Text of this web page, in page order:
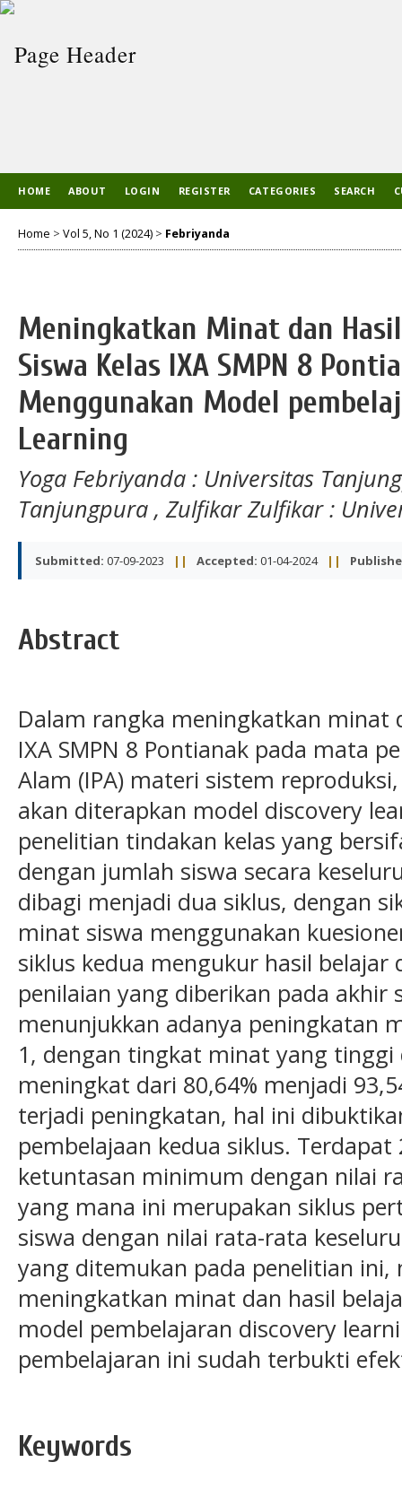
HOME ABOUT LOGIN REGISTER CATEGORIES SEARCH
Home > Vol 5, No 1 (2024) > Febriyanda
Meningkatkan Minat dan
Siswa Kelas IXA SMPN 8
Menggunakan Model
Learning
Yoga Febriyanda : Universitas
Tanjungpura , Zulfikar Zulfikar:
Submitted: 07-09-2023 || Accepted: 01-04-2024 ||
Abstract
Dalam rangka meningkatkan minat
IXA SMPN 8 Pontianak pada mata
Alam (IPA) materi sistem
akan diterapkan model discovery
penelitian tindakan kelas yang
dengan jumlah siswa secara
dibagi menjadi dua siklus, dengan
minat siswa menggunakan
siklus kedua mengukur hasil
penilaian yang diberikan pada akhir
menunjukkan adanya peningkatan
1, dengan tingkat minat yang tinggi
meningkat dari 80,64% menjadi
terjadi peningkatan, hal ini
pembelajaan kedua siklus.
ketuntasan minimum dengan nilai
yang mana ini merupakan siklus
siswa dengan nilai rata-rata
yang ditemukan pada penelitian
meningkatkan minat dan hasil
model pembelajaran discovery
pembelajaran ini sudah terbukti
Keywords